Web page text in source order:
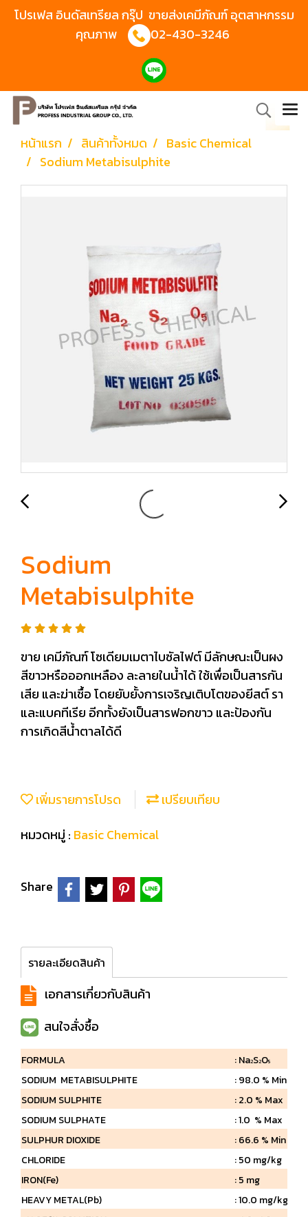
โปรเฟส อินดัสเทรียล กรุ๊ป ขายส่งเคมีภัณฑ์ อุตสาหกรรม
คุณภาพ
02-430-3246
หน้าแรก สินค้าทั้งหมด
Basic Chemical
Sodium Metabisulphite
Sodium
Metabisulphite
ขาย เคมีภัณฑ์ โซเดียมเมตาไบซัลไฟต์ มีลักษณะเป็นผง
สีขาวหรือออกเหลือง ละลายในน้ำได้ ใช้เพื่อเป็นสารกัน
เสีย และฆ่าเชื้อ โดยยับยั้งการเจริญเติบโตของยีสต์ รา
และแบคทีเรีย อีกทั้งยังเป็นสารฟอกขาว และป้องกัน
การเกิดสีน้ำตาลได้ดี
เพิ่มรายการโปรด
เปรียบเทียบ
หมวดหมู่ : Basic Chemical
Share
รายละเอียดสินค้า
เอกสารเกี่ยวกับสินค้า
สนใจสั่งซื้อ
FORMULA : Na2S2O5
SODIUM METABISULPHITE
: 98.0 % Min
SODIUM SULPHITE
: 2.0 % Max
SODIUM SULPHATE
: 1.0 % Max
SULPHUR DIOXIDE
: 66.6 % Min
CHLORIDE
: 50 mg/kg
IRON(Fe)
: 5 mg
HEAVY METAL(Pb)
: 10.0 mg/kg Max